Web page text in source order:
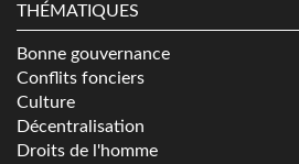
THÉMATIQUES
Bonne gouvernance
Conflits fonciers
Culture
Décentralisation
Droits de l'homme